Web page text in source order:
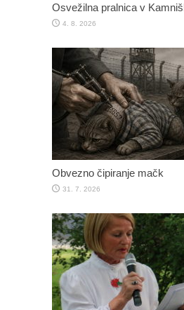
Osvežilna pralnica v
4. 8. 2026
Obvezno čipiranje mačk
31. 7. 2026